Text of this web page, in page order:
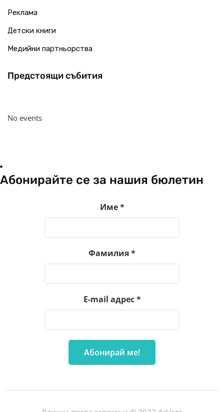
Реклама
Детски книги
Медийни партньорства
Предстоящи събития
No events
Абонирайте се за нашия бюлетин
Име*
Фамилия*
E-mail адрес*